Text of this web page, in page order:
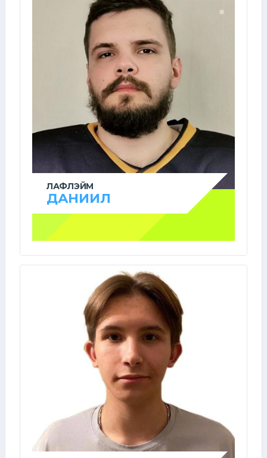
ЛАФЛЭЙМ
ДАНИИЛ